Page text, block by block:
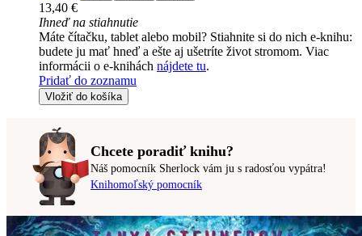
13,40 €
Ihneď na stiahnutie
Máte čítačku, tablet alebo mobil? Stiahnite si do nich e-knihu:
budete ju mať hneď a ešte aj ušetríte život stromom. Viac
informácii o e-knihách nájdete tu.
Pridať do zoznamu
Vložiť do košíka
Chcete poradiť knihu?
Náš pomocník Sherlock vám ju s radosťou vypátra!
Knihomoľský pomocník